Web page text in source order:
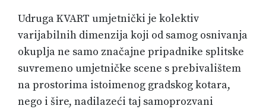
Udruga KVART umjetnički je kolektiv
varijabilnih dimenzija koji od samog osnivanja
okuplja ne samo značajne pripadnike splitske
suvremeno umjetničke scene s prebivalištem
na prostorima istoimenog gradskog kotara,
nego i šire, nadilazeći taj samoprozvani